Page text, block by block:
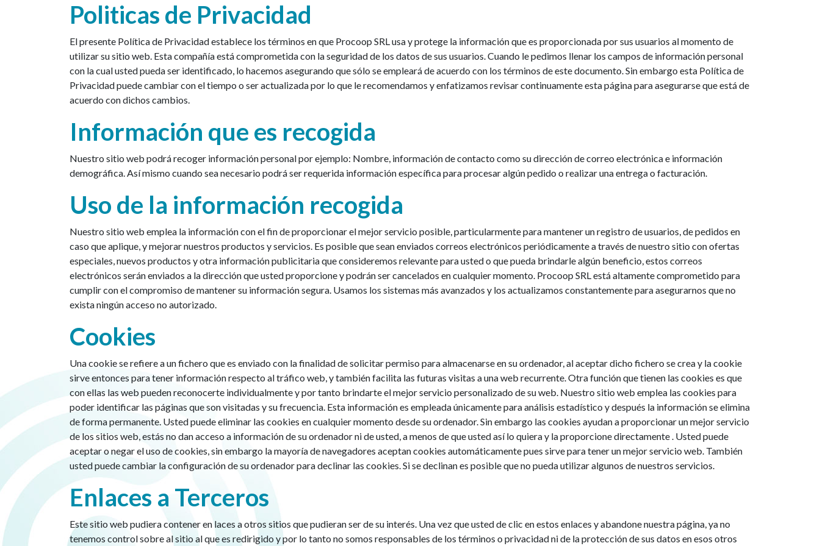
Politicas de Privacidad
El presente Política de Privacidad establece los términos en que Procoop SRL usa y protege la información que es proporcionada por sus usuarios al momento de
utilizar su sitio web. Esta compañía está comprometida con la seguridad de los datos de sus usuarios. Cuando le pedimos llenar los campos de información personal
con la cual usted pueda ser identificado, lo hacemos asegurando que sólo se empleará de acuerdo con los términos de este documento. Sin embargo esta Política de
Privacidad puede cambiar con el tiempo o ser actualizada por lo que le recomendamos y enfatizamos revisar continuamente esta página para asegurarse que está de
acuerdo con dichos cambios.
Información que es recogida
Nuestro sitio web podrá recoger información personal por ejemplo: Nombre, información de contacto como su dirección de correo electrónica e información
demográfica. Así mismo cuando sea necesario podrá ser requerida información específica para procesar algún pedido o realizar una entrega o facturación.
Uso de la información recogida
Nuestro sitio web emplea la información con el fin de proporcionar el mejor servicio posible, particularmente para mantener un registro de usuarios, de pedidos en
caso que aplique, y mejorar nuestros productos y servicios. Es posible que sean enviados correos electrónicos periódicamente a través de nuestro sitio con ofertas
especiales, nuevos productos y otra información publicitaria que consideremos relevante para usted o que pueda brindarle algún beneficio, estos correos
electrónicos serán enviados a la dirección que usted proporcione y podrán ser cancelados en cualquier momento. Procoop SRL está altamente comprometido para
cumplir con el compromiso de mantener su información segura. Usamos los sistemas más avanzados y los actualizamos constantemente para asegurarnos que no
exista ningún acceso no autorizado.
Cookies
Una cookie se refiere a un fichero que es enviado con la finalidad de solicitar permiso para almacenarse en su ordenador, al aceptar dicho fichero se crea y la cookie
sirve entonces para tener información respecto al tráfico web, y también facilita las futuras visitas a una web recurrente. Otra función que tienen las cookies es que
con ellas las web pueden reconocerte individualmente y por tanto brindarte el mejor servicio personalizado de su web. Nuestro sitio web emplea las cookies para
poder identificar las páginas que son visitadas y su frecuencia. Esta información es empleada únicamente para análisis estadístico y después la información se elimina
de forma permanente. Usted puede eliminar las cookies en cualquier momento desde su ordenador. Sin embargo las cookies ayudan a proporcionar un mejor servicio
de los sitios web, estás no dan acceso a información de su ordenador ni de usted, a menos de que usted así lo quiera y la proporcione directamente . Usted puede
aceptar o negar el uso de cookies, sin embargo la mayoría de navegadores aceptan cookies automáticamente pues sirve para tener un mejor servicio web. También
usted puede cambiar la configuración de su ordenador para declinar las cookies. Si se declinan es posible que no pueda utilizar algunos de nuestros servicios.
Enlaces a Terceros
Este sitio web pudiera contener en laces a otros sitios que pudieran ser de su interés. Una vez que usted de clic en estos enlaces y abandone nuestra página, ya no
tenemos control sobre al sitio al que es redirigido y por lo tanto no somos responsables de los términos o privacidad ni de la protección de sus datos en esos otros